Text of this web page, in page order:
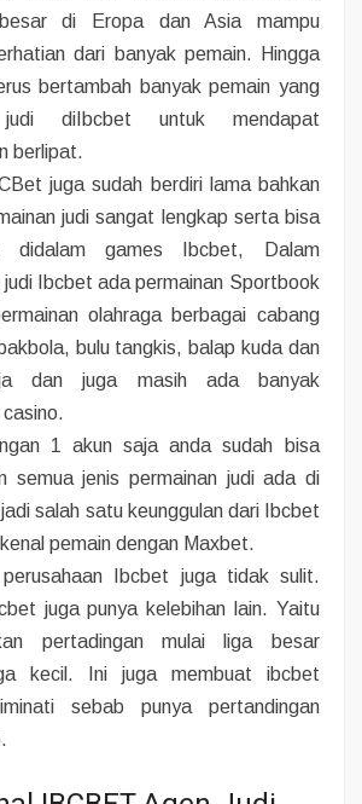
di Eropa dan Asia mampu
dari banyak pemain. Hingga
bertambah banyak pemain yang
judi diIbcbet untuk mendapat
berlipat.
juga sudah berdiri lama bahkan
judi sangat lengkap serta bisa
didalam games Ibcbet, Dalam
judi Ibcbet ada permainan Sportbook
olahraga berbagai cabang
bulu tangkis, balap kuda dan
dan juga masih ada banyak
1 akun saja anda sudah bisa
semua jenis permainan judi ada di
jadi salah satu keunggulan dari Ibcbet
pemain dengan Maxbet.
perusahaan Ibcbet juga tidak sulit.
juga punya kelebihan lain. Yaitu
pertadingan mulai liga besar
kecil. Ini juga membuat ibcbet
sebab punya pertandingan